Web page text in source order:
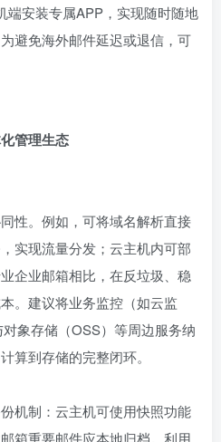
端安装专属APP，实现随时随地
避免海外邮件延迟或退信，可
管理生态
性。例如，可将域名解析直接
实现流量分发；云主机内可部
企业邮箱相比，在反垃圾、稳
。建议将业务监控（如云监
象存储（OSS）等周边服务纳
算到存储的完整闭环。
机制：云主机可使用快照功能
箱重要邮件应本地归档。利用